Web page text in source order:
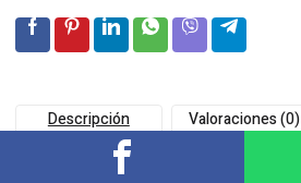
Descripción Valoraciones (0)
-Fabricada en lámina de acero